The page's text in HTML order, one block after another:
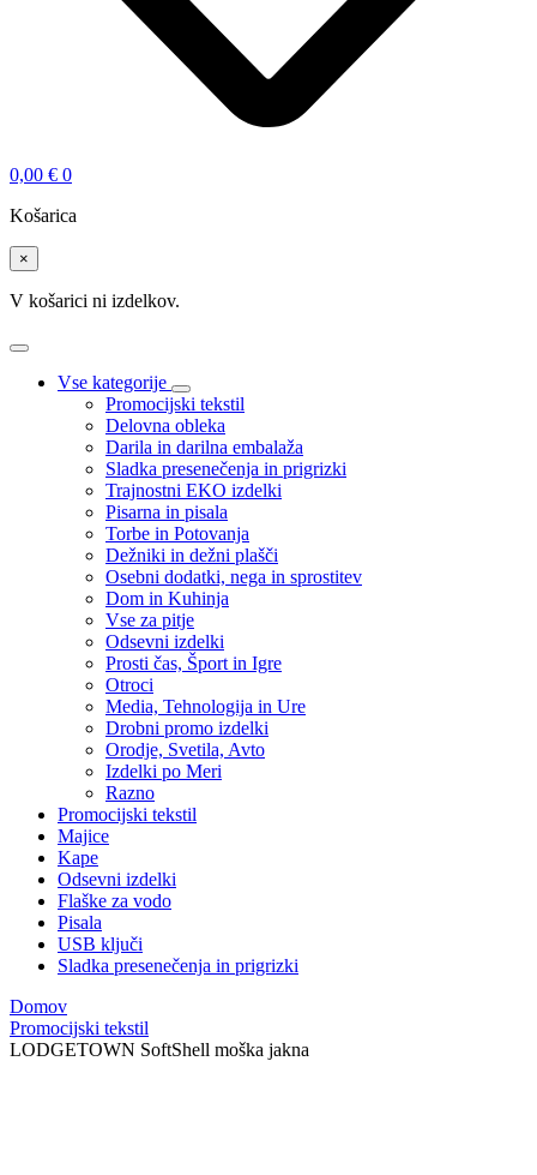
0,00 € 0
Košarica
×
V košarici ni izdelkov.
Vse kategorije
Promocijski tekstil
Delovna obleka
Darila in darilna embalaža
Sladka presenečenja in prigrizki
Trajnostni EKO izdelki
Pisarna in pisala
Torbe in Potovanja
Dežniki in dežni plašči
Osebni dodatki, nega in sprostitev
Dom in Kuhinja
Vse za pitje
Odsevni izdelki
Prosti čas, Šport in Igre
Otroci
Media, Tehnologija in Ure
Drobni promo izdelki
Orodje, Svetila, Avto
Izdelki po Meri
Razno
Promocijski tekstil
Majice
Kape
Odsevni izdelki
Flaške za vodo
Pisala
USB ključi
Sladka presenečenja in prigrizki
Domov
Promocijski tekstil
LODGETOWN SoftShell moška jakna